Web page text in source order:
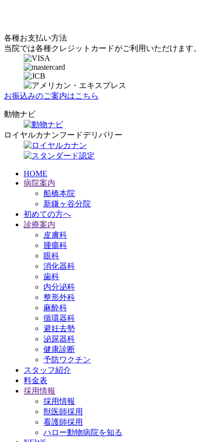
各種お支払い方法
当院では各種クレジットカードがご利用いただけます。
お振込みのご案内はこちら
動物ナビ
ロイヤルカナンフードデリバリー
HOME
病院案内
船橋本院
新鎌ヶ谷分院
初めての方へ
診療案内
皮膚科
腫瘍科
眼科
消化器科
歯科
内分泌科
整形外科
麻酔科
循環器科
避妊去勢
泌尿器科
健康診断
予防ワクチン
スタッフ紹介
料金表
採用情報
採用情報
獣医師採用
看護師採用
ハロー動物病院を知る